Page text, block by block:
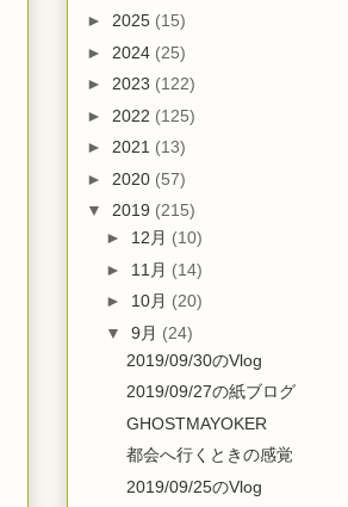
► 2025 (15)
► 2024 (25)
► 2023 (122)
► 2022 (125)
► 2021 (13)
► 2020 (57)
▼ 2019 (215)
► 12月 (10)
► 11月 (14)
► 10月 (20)
▼9月 (24)
2019/09/30のVlog
2019/09/27の紙ブログ
GHOSTMAYOKER
都会へ行くときの感覚
2019/09/25のVlog